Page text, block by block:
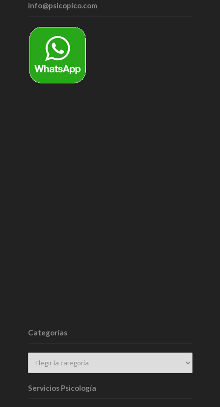
info@psicopico.com
Categorías
Servicios Psicología